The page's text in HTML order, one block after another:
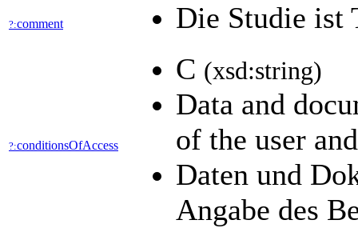
?:comment Die Studie ist
?:conditionsOfAccess
C (xsd:string)
Data and
of the user
Daten und
Angabe des